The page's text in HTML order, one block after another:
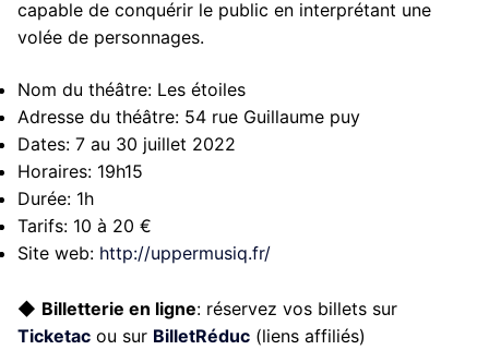
capable de conquérir le public en interprétant une
volée de personnages.
Nom du théâtre: Les étoiles
Adresse du théâtre: 54 rue Guillaume puy
Dates: 7 au 30 juillet 2022
Horaires: 19h15
Durée: 1h
Tarifs: 10 à 20 €
Site web: http://uppermusiq.fr/
◆ Billetterie en ligne: réservez vos billets sur
Ticketac ou sur BilletRéduc (liens affiliés)